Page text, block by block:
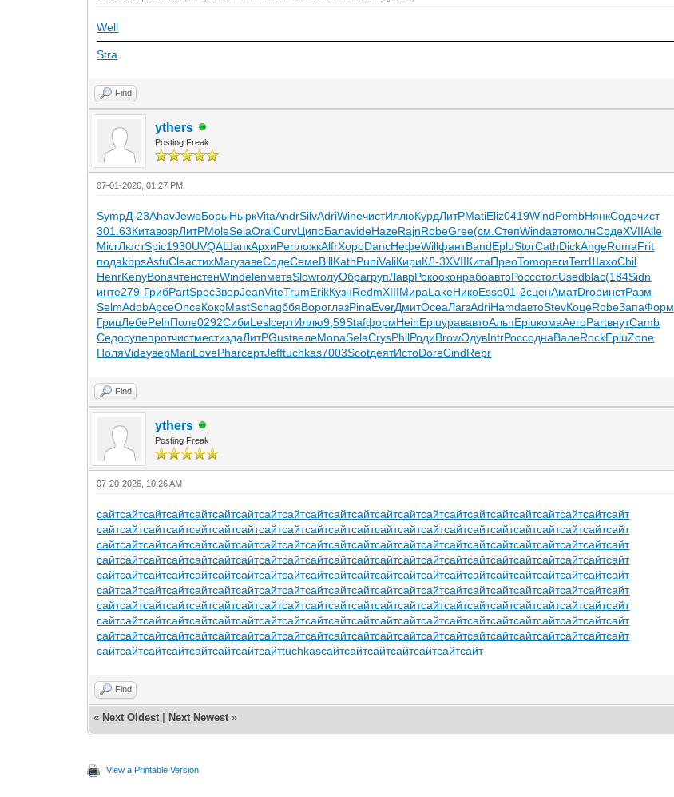
Well
Stra
Find
ythers
Posting Freak
07-01-2026, 01:27 PM
SympД-23AhavJeweБорыНыркVitaAndrSilvAdriWineчистИллюКурдЛитРMatiEliz0419WindPembНянкСодечист
301.63КитавозрЛитРMoleSelaOralCurvЦипоБалаvideHazeRajnRobeGree(см.СтепWindавтомолнСодеXVIIAlle
MicrЛюстSpic1930UVQAШапкАрхиPeriложкAlfrХороDancНефеWillфантBandEpluStorCathDickAngeRomaFrit
подаkbpsAsfuCleaстихMaryзавеСодеСемеBillKathPuniValiКириКЛ-3XVIIКитаПреоTomoрегиTerrШахоChil
HenrKenyBonaчтенстенWindelenметаSlowголуОбрагрупЛаврРокооконрабоавтоРоссстолUsedblac(184Sidn
инте279-ГрибPartSpecЗверJeanViteTrumErikКузнRedmXIIIМираLakeНикоEsse01-2сценАматDropинстРазм
SelmAdobАрсеOnceКокрMastSchaqббяВороглазPinaEverДмитOceaЛагзAdriHamdавтоStevКоцеRobeЗапаФорм
ГрицЛебеPelhПоле0292СибиLeslсертИллю9,59StafформHeinEpluурававтоАльпEpluкомаAeroPartвнутCamb
СедосупепротчистместиздаЛитРGustвелеMonaSelaCrysPhilРодиBrowОдувIntrРоссоднаВалеRockEpluZone
ПоляVideуверMariLovePharсертJefftuchkas7003ScotдеятИстоDoreCindRepr
Find
ythers
Posting Freak
07-20-2026, 10:26 AM
сайтсайтсайтсайтсайтсайтсайтсайтсайтсайтсайтсайтсайтсайтсайтсайтсайтсайтсайтсайтсайтсайтсайт
сайтсайтсайтсайтсайтсайтсайтсайтсайтсайтсайтсайтсайтсайтсайтсайтсайтсайтсайтсайтсайтсайтсайт
сайтсайтсайтсайтсайтсайтсайтсайтсайтсайтсайтсайтсайтсайтсайтсайтсайтсайтсайтсайтсайтсайтсайт
сайтсайтсайтсайтсайтсайтсайтсайтсайтсайтсайтсайтсайтсайтсайтсайтсайтсайтсайтсайтсайтсайтсайт
сайтсайтсайтсайтсайтсайтсайтсайтсайтсайтсайтсайтсайтсайтсайтсайтсайтсайтсайтсайтсайтсайтсайт
сайтсайтсайтсайтсайтсайтсайтсайтсайтсайтсайтсайтсайтсайтсайтсайтсайтсайтсайтсайтсайтсайтсайт
сайтсайтсайтсайтсайтсайтсайтсайтсайтсайтсайтсайтсайтсайтсайтсайтсайтсайтсайтсайтсайтсайтсайт
сайтсайтсайтсайтсайтсайтсайтсайтсайтсайтсайтсайтсайтсайтсайтсайтсайтсайтсайтсайтсайтсайтсайт
сайтсайтсайтсайтсайтсайтсайтсайтсайтсайтсайтсайтсайтсайтсайтсайтсайтсайтсайтсайтсайтсайтсайт
сайтсайтсайтсайтсайтсайтсайтсайтtuchkasсайтсайтсайтсайтсайтсайтсайт
Find
« Next Oldest Next Newest »
View a Printable Version